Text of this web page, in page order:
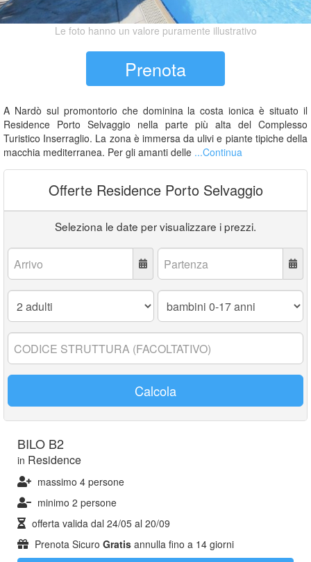
Le foto hanno un valore puramente illustrativo
Prenota
A Nardò sul promontorio che dominina la costa ionica è situato il
Residence Porto Selvaggio nella parte più alta del Complesso
Turistico Inserraglio. La zona è immersa da ulivi e piante tipiche della
macchia mediterranea. Per gli amanti delle ...Continua
Offerte Residence Porto Selvaggio
Seleziona le date per visualizzare i prezzi.
Arrivo: Partenza:
Adulti:
Bambini
17
Codice
struttura:
Calcola
BILO B2
in Residence
massimo 4 persone
minimo 2 persone
offerta valida dal 24/05 al 20/09
Prenota Sicuro Gratis annulla fino a 14 giorni